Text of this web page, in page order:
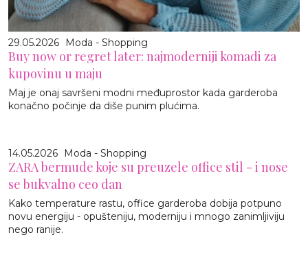
29.05.2026 Moda - Shopping
Buy now or regret later: najmoderniji komadi za
kupovinu u maju
Maj je onaj savršeni modni međuprostor kada garderoba
konačno počinje da diše punim plućima.
14.05.2026 Moda - Shopping
ZARA bermude koje su preuzele office stil - i nose
se bukvalno ceo dan
Kako temperature rastu, office garderoba dobija potpuno
novu energiju - opušteniju, moderniju i mnogo zanimljiviju
nego ranije.